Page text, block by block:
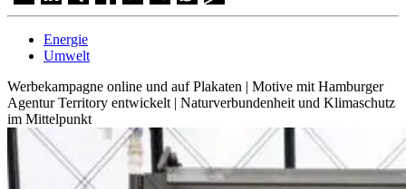
Energie
Umwelt
Werbekampagne online und auf Plakaten | Motive mit Hamburger
Agentur Territory entwickelt | Naturverbundenheit und Klimaschutz
im Mittelpunkt